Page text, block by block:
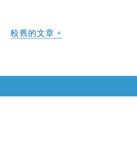
較舊的文章